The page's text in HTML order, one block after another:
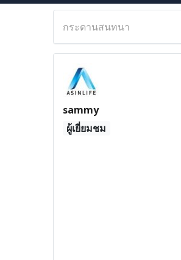
กระดานสนทนา
sammy
ผู้เยี่ยมชม